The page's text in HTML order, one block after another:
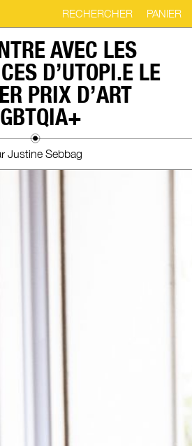
RECHERCHER PANIER
AVEC LES
D’UTOPI.E LE
PRIX D’ART
Justine Sebbag